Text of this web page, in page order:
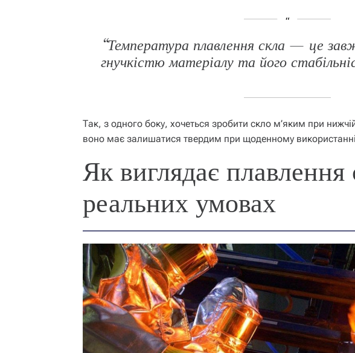
“Температура плавлення скла — це
гнучкістю матеріалу та його
Так, з одного боку, хочеться зробити скло м’яким при
воно має залишатися твердим при щоденному
Як виглядає плавлення
реальних умовах